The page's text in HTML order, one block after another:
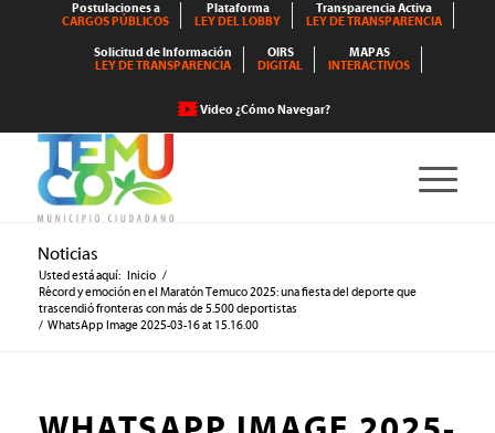
Postulaciones a
CARGOS PÚBLICOS
Plataforma
LEY DEL LOBBY
Transparencia Activa
LEY DE TRANSPARENCIA
Solicitud de Información
LEY DE TRANSPARENCIA
OIRS
DIGITAL
MAPAS
INTERACTIVOS
Video ¿Cómo Navegar?
Noticias
Usted está aquí: Inicio /
Récord y emoción en el Maratón Temuco 2025: una fiesta del deporte que
trascendió fronteras con más de 5.500 deportistas
/ WhatsApp Image 2025-03-16 at 15.16.00